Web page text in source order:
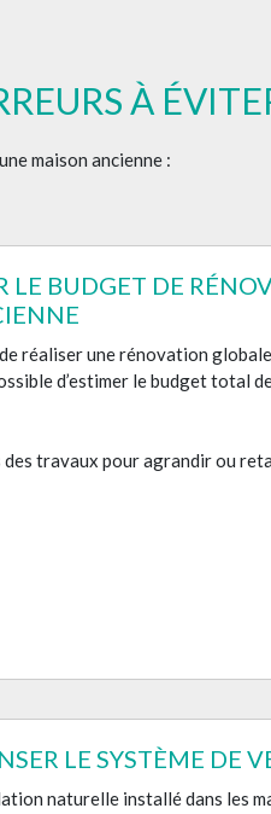
À
maison ancienne :
LE BUDGET DE
réaliser une rénovation
d’estimer le budget total
des travaux pour agrandir ou
LE SYSTÈME DE
naturelle installé dans les